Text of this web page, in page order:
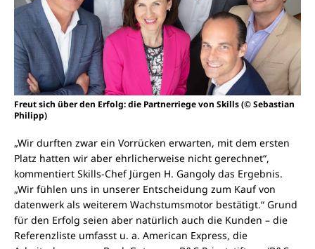
Freut sich über den Erfolg: die Partnerriege von Skills (© Sebastian
Philipp)
„Wir durften zwar ein Vorrücken erwarten, mit dem ersten
Platz hatten wir aber ehrlicherweise nicht gerechnet“,
kommentiert Skills-Chef Jürgen H. Gangoly das Ergebnis.
„Wir fühlen uns in unserer Entscheidung zum Kauf von
datenwerk als weiterem Wachstumsmotor bestätigt.“ Grund
für den Erfolg seien aber natürlich auch die Kunden – die
Referenzliste umfasst u. a. American Express, die